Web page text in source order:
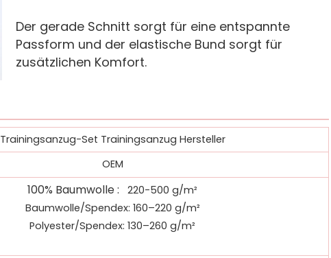
Der gerade Schnitt sorgt für eine entspannte
Passform und der elastische Bund sorgt für
zusätzlichen Komfort.
Trainingsanzug-Set Trainingsanzug Hersteller
OEM
100% Baumwolle:
220-500 g/m²
Baumwolle/Spendex: 160–220 g/m²
Polyester/Spendex: 130–260 g/m²